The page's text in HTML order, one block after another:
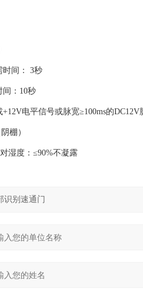
间： 3秒
：10秒
电平信号或脉宽≥100ms的DC12V
棚）
度：≤90%不凝露